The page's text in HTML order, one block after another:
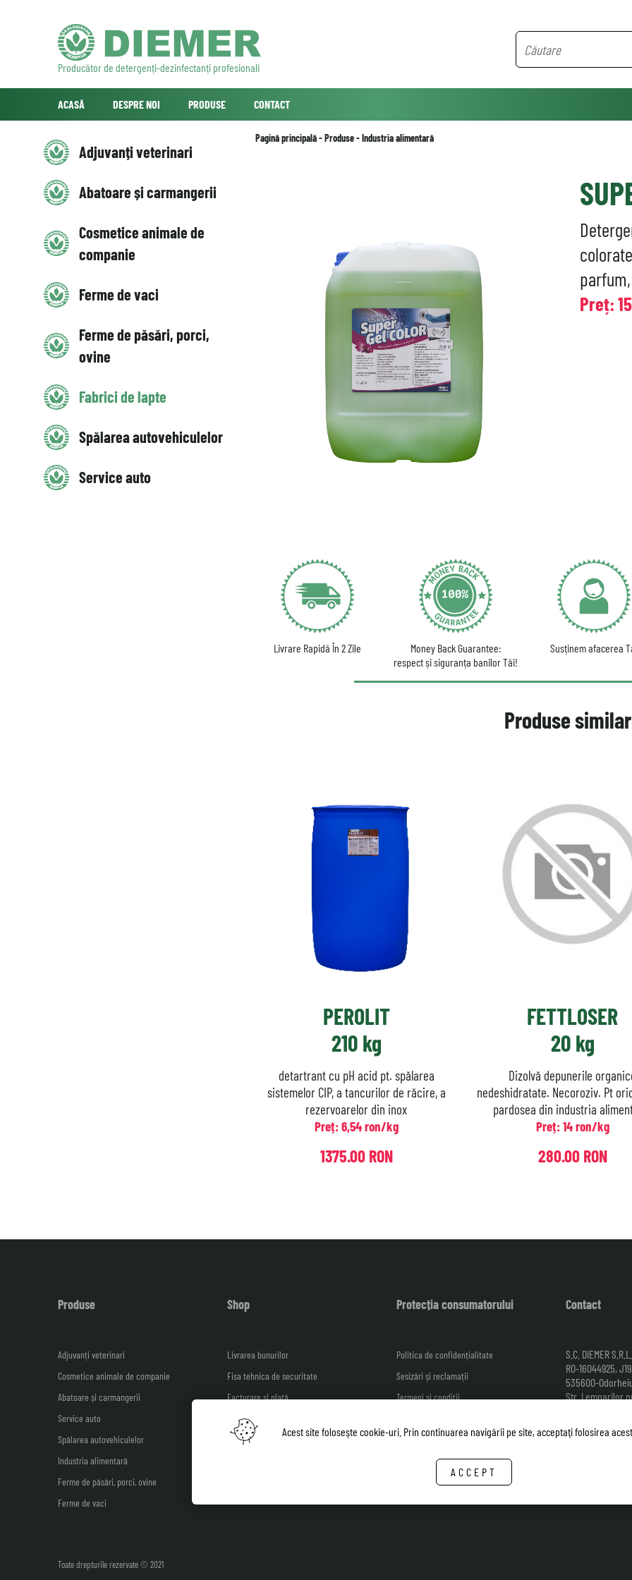
Producător de detergenți-dezinfectanți profesionali
ACASĂ DESPRE NOI PRODUSE CONTACT
Adjuvanți veterinari
Abatoare și carmangerii
Cosmetice animale de
companie
Ferme de vaci
Ferme de păsări, porci,
ovine
Fabrici de lapte
Spălarea autovehiculelor
Service auto
Pagină principală-Produse-Industria alimentară
Preț:
Livrare Rapidă În 2 Zile
Money Back Guarantee:
respect și siguranța banilor Tăi!
Susținem afacerea
Produse
PEROLIT
210 kg
detartrant cu pH acid pt. spălarea
sistemelor CIP, a tancurilor de răcire, a
rezervoarelor din inox
Preț: 6,54 ron/kg
1375.00 RON
FETTLOSER
20 kg
Dizolvă depunerile
nedeshidratate. Necoroziv. Pt
pardosea din industria
Preț: 14 ron/kg
280.00 RON
Produse
Adjuvanți veterinari
Cosmetice animale de companie
Abatoare și carmangerii
Service auto
Spălarea autovehiculelor
Industria alimentară
Ferme de păsări, porci, ovine
Ferme de vaci
Shop
Livrarea bunurilor
Fisa tehnica de securitate
Facturare și plată
Garanția calității: 100% drept de retur
Catalog ferme de pui
Protecția consumatorului
Politica de confidențialitate
Sesizări și reclamații
Termeni și condiții
Contact
S.C. DIEMER S.R.L.
RO-16044925,
535600-
Str. Lemnarilor
Relații cu clienții
Toate drepturile rezervate © 2021
Acest site foloseşte cookie-uri. Prin continuarea navigării pe site, acceptaţi folosirea
ACCEPT